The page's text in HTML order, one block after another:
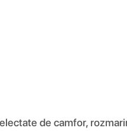
de camfor,